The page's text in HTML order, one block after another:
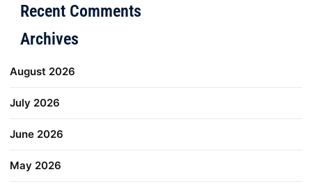
Recent Comments
Archives
August 2026
July 2026
June 2026
May 2026